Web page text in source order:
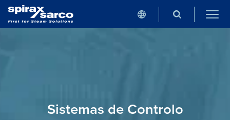
Sistemas de Controlo